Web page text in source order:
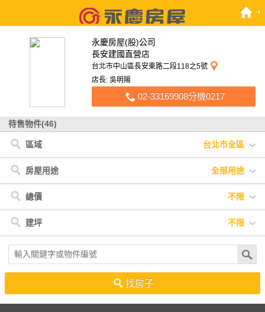
永慶房屋(股)公司
長安建國直營店
台北市中山區長安東路二段118之5號
店長: 吳明陽
02-33169908分機0217
待售物件(46)
區域 台北市全區
台北市
< 台北市 中山區 松山區
房屋用途 全部用途
全部用途 其他
總價 不限
不限 900萬以下
建坪 不限
不限 20坪以下 20坪-30坪 30坪-40坪
40坪-50坪
50坪以上
找房子